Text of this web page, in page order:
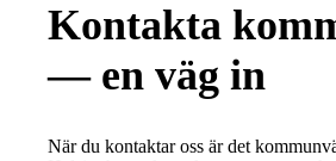
Kontakta
— en väg in
När du kontaktar oss är det